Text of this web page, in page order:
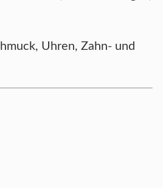
Uhren, Zahn- und